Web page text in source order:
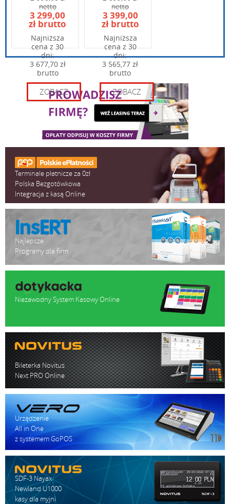
Wpisz kod widoczny na obrazku:
netto
3 299,00
zł brutto
Najniższa
cena z 30
dni:
3 677,70 zł
brutto
ZOBACZ
netto
3 399,00
zł brutto
Najniższa
cena z 30
dni:
3 565,77 zł
brutto
ZOBACZ
Terminale płatnicze za 0zł
Polska Bezgotówkowa
Integracja z kasą Online
Najlepsze
Programy dla firm
Niezawodny System Kasowy Online
Bileterka Novitus
Next PRO Online
Urządzenie
All in One
z systemem GoPOS
SDF-3 Nayax
Newland U1000
kasy dla myjni